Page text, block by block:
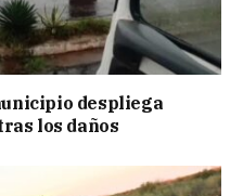
despliega
los daños